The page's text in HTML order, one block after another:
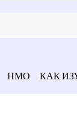
НМО КАК